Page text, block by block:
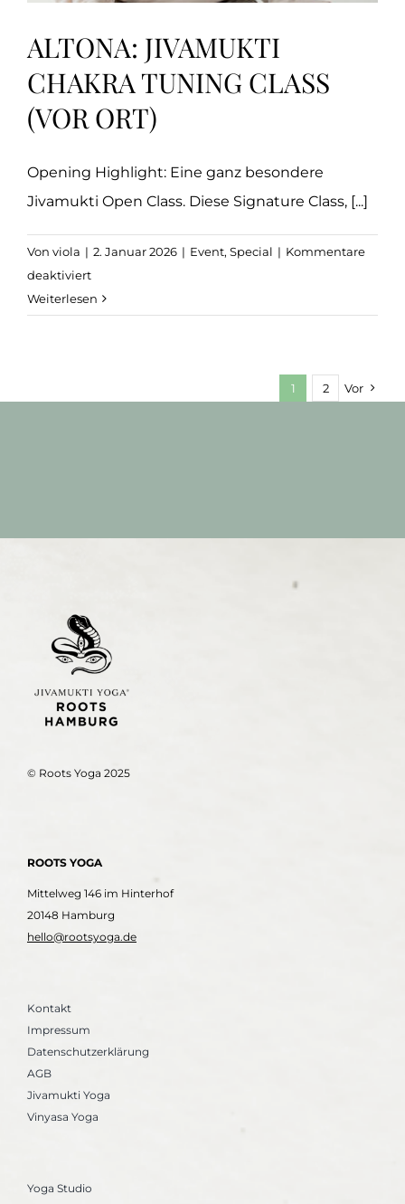
ALTONA: JIVAMUKTI
CHAKRA TUNING CLASS
(VOR ORT)
Opening Highlight: Eine ganz besondere
Jivamukti Open Class. Diese Signature Class, [...]
Von viola | 2. Januar 2026 | Event, Special | Kommentare
deaktiviertfür
Altona:
Weiterlesen
1 2 Vor
© Roots Yoga 2025
ROOTS YOGA
Mittelweg 146 im Hinterhof
20148 Hamburg
hello@rootsyoga.de
Kontakt
Impressum
Datenschutzerklärung
AGB
Jivamukti Yoga
Vinyasa Yoga
Yoga Studio